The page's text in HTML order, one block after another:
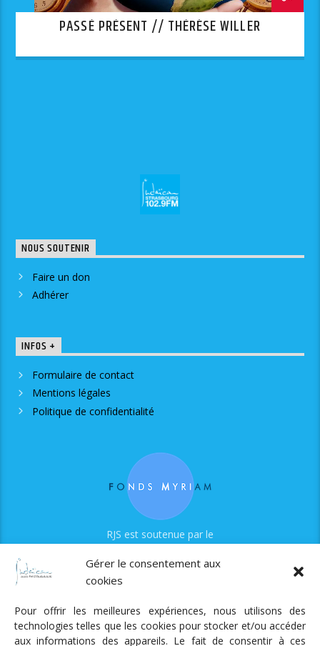
Gérer le consentement aux
cookies
Pour offrir les meilleures expériences, nous utilisons des
technologies telles que les cookies pour stocker et/ou accéder
aux informations des appareils. Le fait de consentir à ces
PASSÉ PRÉSENT // THÉRÈSE WILLER
NOUS SOUTENIR
Faire un don
Adhérer
INFOS +
Formulaire de contact
Mentions légales
Politique de confidentialité
RJS est soutenue par le